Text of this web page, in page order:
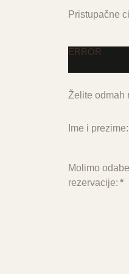
Pristupačne
ERROR
Želite odmah
Ime i prezime:
Molimo
rezervacije: *